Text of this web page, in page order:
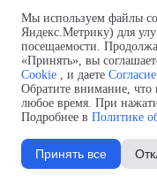
Мы используем файлы
Яндекс.Метрику) для
посещаемости.
«Принять», вы
Cookie , и даете
Обратите внимание, что
любое время. При
Подробнее в Политике
Принять все